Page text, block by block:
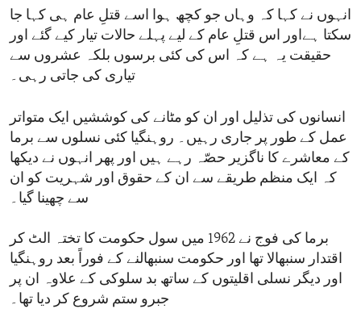
انہوں نے کہا کہ وہاں جو کچھ ہوا اسے قتلِ عام ہی کہا جا
سکتا ہےاور اس قتلِ عام کے لیے پہلے حالات تیار کیے گئے اور
حقیقت یہ ہے کہ اس کی کئی برسوں بلکہ عشروں سے
تیاری کی جاتی رہی۔
انسانوں کی تذلیل اور ان کو مٹانے کی کوششیں ایک متواتر
عمل کے طور پر جاری رہیں۔ روہنگیا کئی نسلوں سے برما
کے معاشرے کا ناگزیر حصّہ رہے ہیں اور پھر انہوں نے دیکھا
کہ ایک منظم طریقے سے ان کے حقوق اور شہریت کو ان
سے چھینا گیا۔
برما کی فوج نے 1962 میں سول حکومت کا تختہ الٹ کر
اقتدار سنبھالا تھا اور حکومت سنبھالنے کے فوراً بعد روہنگیا
اور دیگر نسلی اقلیتوں کے ساتھ بد سلوکی کے علاوہ ان پر
جبرو ستم شروع کر دیا تھا۔